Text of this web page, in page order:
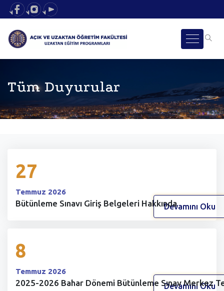
Tüm Duyurular
27
Temmuz 2026
Bütünleme Sınavı Giriş Belgeleri HakkındaDevamını Oku
8
Temmuz 2026
2025-2026 Bahar Dönemi Bütünleme Sınav Merkez
Devamını Oku